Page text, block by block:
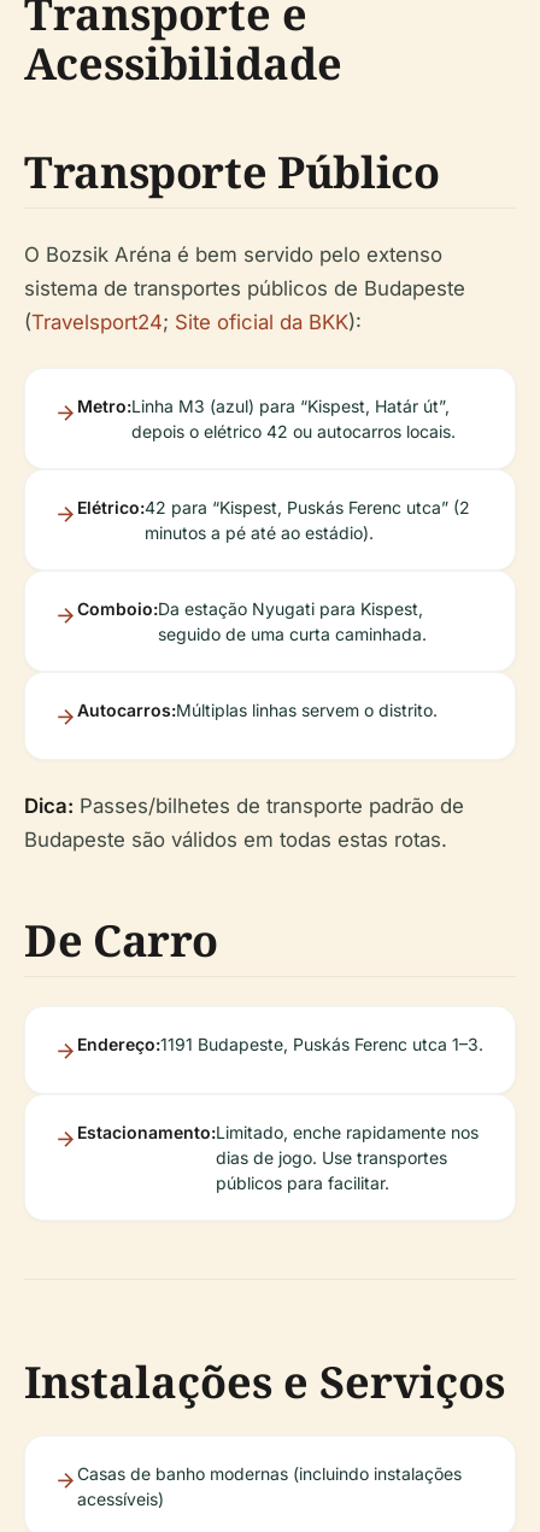
Transporte e
Acessibilidade
Transporte Público
O Bozsik Aréna é bem servido pelo extenso
sistema de transportes públicos de Budapeste
(Travelsport24; Site oficial da BKK):
Metro:Linha M3 (azul) para “Kispest, Határ út”,
depois o elétrico 42 ou autocarros locais.
Elétrico:42 para “Kispest, Puskás Ferenc utca” (2
minutos a pé até ao estádio).
Comboio:Da estação Nyugati para Kispest,
seguido de uma curta caminhada.
Autocarros:Múltiplas linhas servem o distrito.
Dica: Passes/bilhetes de transporte padrão de
Budapeste são válidos em todas estas rotas.
De Carro
Endereço:1191 Budapeste, Puskás Ferenc utca 1–3.
Estacionamento:Limitado, enche rapidamente nos
dias de jogo. Use transportes
públicos para facilitar.
Instalações e Serviços
Casas de banho modernas (incluindo instalações
acessíveis)